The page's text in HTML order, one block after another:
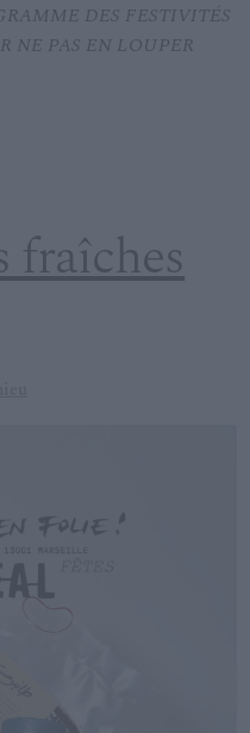
DES FESTIVITÉS
NE PAS EN LOUPER
fraîches